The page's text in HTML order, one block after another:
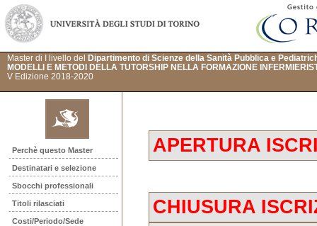
Master di I livello del
Dipartimento di Scienze della Sanità Pubblica e
MODELLI E METODI DELLA TUTORSHIP NELLA FORMAZIONE
V Edizione 2018-2020
APERTURA
CHIUSURA
Perchè questo Master
Destinatari e selezione
Sbocchi professionali
Titoli rilasciati
Costi/Periodo/Sede